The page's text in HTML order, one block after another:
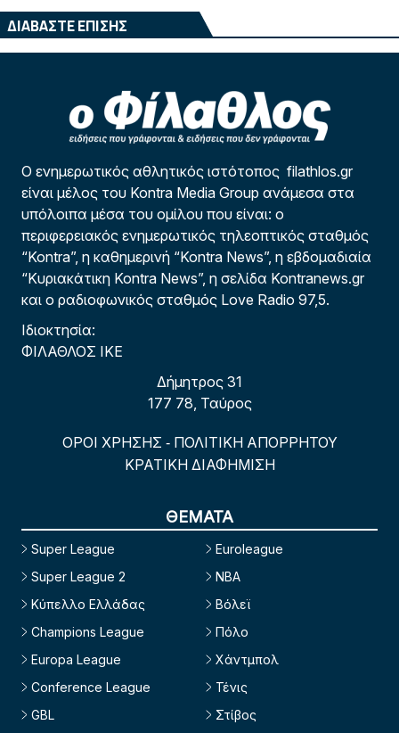
ΔΙΑΒΑΣΤΕ ΕΠΙΣΗΣ
Ο ενημερωτικός αθλητικός ιστότοπος filathlos.gr
είναι μέλος του Kontra Media Group ανάμεσα στα
υπόλοιπα μέσα του ομίλου που είναι: ο
περιφερειακός ενημερωτικός τηλεοπτικός σταθμός
“Kontra”, η καθημερινή “Kontra News”, η εβδομαδιαία
“Κυριακάτικη Kontra News”, η σελίδα Kontranews.gr
και ο ραδιοφωνικός σταθμός Love Radio 97,5.
Ιδιοκτησία:
ΦΙΛΑΘΛΟΣ ΙΚΕ
Δήμητρος 31
177 78, Ταύρος
ΟΡΟΙ ΧΡΗΣΗΣ - ΠΟΛΙΤΙΚΗ ΑΠΟΡΡΗΤΟΥ
ΚΡΑΤΙΚΗ ΔΙΑΦΗΜΙΣΗ
ΘΕΜΑΤΑ
Super League
Super League 2
Κύπελλο Ελλάδας
Champions League
Europa League
Conference League
GBL
Euroleague
NBA
Βόλεϊ
Πόλο
Χάντμπολ
Τένις
Στίβος